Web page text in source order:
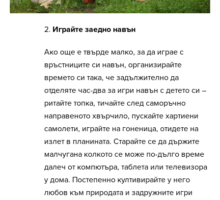
2. Играйте заедно навън
Ако още е твърде малко, за да играе с
връстниците си навън, организирайте
времето си така, че задължително да
отделяте час-два за игри навън с детето си –
ритайте топка, тичайте след саморъчно
направеното хвърчило, пускайте хартиени
самолети, играйте на гоненица, отидете на
излет в планината. Старайте се да държите
малчугана колкото се може по-дълго време
далеч от компютъра, таблета или телевизора
у дома. Постепенно култивирайте у него
любов към природата и задружните игри